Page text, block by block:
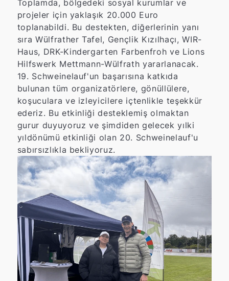
Toplamda, bölgedeki sosyal kurumlar ve
projeler için yaklaşık 20.000 Euro
toplanabildi. Bu destekten, diğerlerinin yanı
sıra Wülfrather Tafel, Gençlik Kızılhaçı, WIR-
Haus, DRK-Kindergarten Farbenfroh ve Lions
Hilfswerk Mettmann-Wülfrath yararlanacak.
19. Schweinelauf'un başarısına katkıda
bulunan tüm organizatörlere, gönüllülere,
koşuculara ve izleyicilere içtenlikle teşekkür
ederiz. Bu etkinliği desteklemiş olmaktan
gurur duyuyoruz ve şimdiden gelecek yılki
yıldönümü etkinliği olan 20. Schweinelauf'u
sabırsızlıkla bekliyoruz.